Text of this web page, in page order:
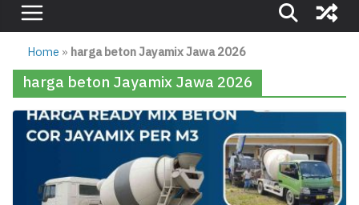
Home » harga beton Jayamix Jawa 2026
harga beton Jayamix Jawa 2026